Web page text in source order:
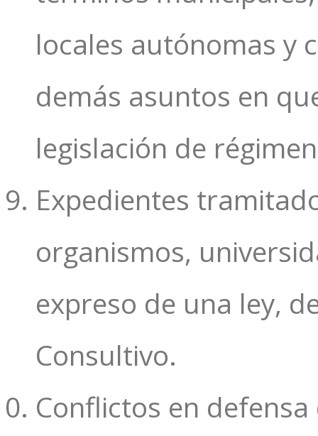
locales autónomas y
demás asuntos en
legislación de
Expedientes
organismos,
expreso de una ley,
Consultivo.
Conflictos en